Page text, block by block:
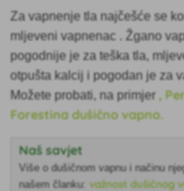
Za vapnenje tla najčešće se
mljeveni vapnenac . Žgano
pogodnije je za teška tla,
otpušta kalcij i pogodan je za
Možete probati, na primjer,
Forestina dušično vapno.
Naš savjet
Više o dušičnom vapnu i načinu
našem članku: važnost dušičnog